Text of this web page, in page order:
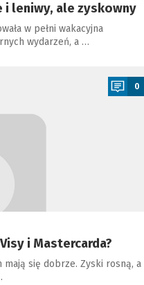
i leniwy, ale zyskowny
w pełni wakacyjna
wydarzeń, a …
0
i Mastercarda?
się dobrze. Zyski rosną, a